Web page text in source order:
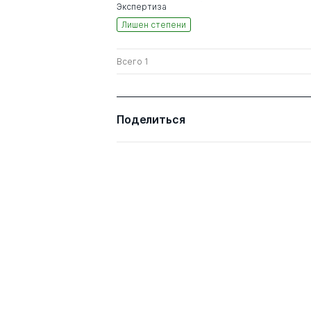
Экспертиза
Лишен степени
Всего 1
Поделиться